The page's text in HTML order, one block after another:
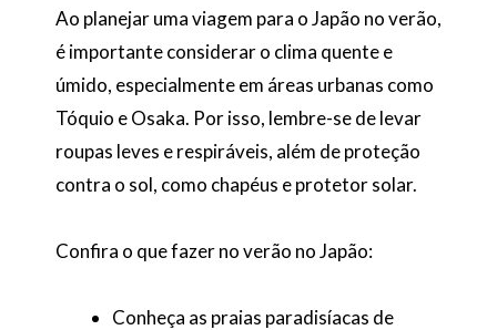
Ao planejar uma viagem para o Japão no verão,
é importante considerar o clima quente e
úmido, especialmente em áreas urbanas como
Tóquio e Osaka. Por isso, lembre-se de levar
roupas leves e respiráveis, além de proteção
contra o sol, como chapéus e protetor solar.
Confira o que fazer no verão no Japão:
Conheça as praias paradisíacas de